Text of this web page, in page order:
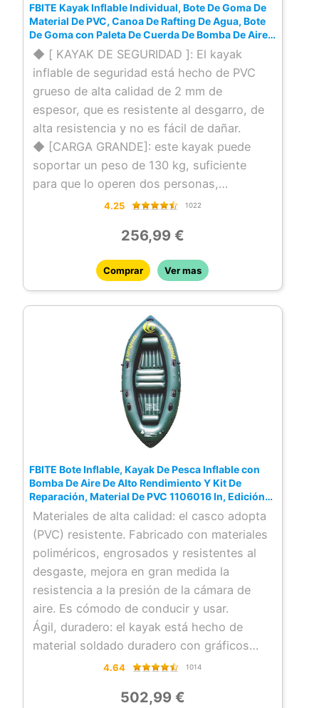
FBITE Kayak Inflable Individual, Bote De Goma De
Material De PVC, Canoa De Rafting De Agua, Bote
De Goma con Paleta De Cuerda De Bomba De Aire,
Apto para Adultos Y Niños,A
◆ [ KAYAK DE SEGURIDAD ]: El kayak
inflable de seguridad está hecho de PVC
grueso de alta calidad de 2 mm de
espesor, que es resistente al desgarro, de
alta resistencia y no es fácil de dañar.
◆ [CARGA GRANDE]: este kayak puede
soportar un peso de 130 kg, suficiente
para que lo operen dos personas,
suficiente espacio y fácil de usar.
facilita el almacenamiento cuando no se
usa, y la válvula doble ayuda a completar el
inflado rápidamente. El bote auxiliar viene
con cuerdas de remolque y remolque que le
permiten tirar en el mar o en la piscina
◆ [AMPLIA GAMA DE APLICACIONES]: se
puede utilizar para conducir al aire libre,
pescar, hacer turismo, actividades entre
padres e hijos, costa, rafting al aire libre,
◆ [SERVICIO POST-VENTA]: si encuentra
contáctenos a tiempo. Responderemos sus
preguntas dentro de las 24 horas, compre
con cuidado.
4.25 1022
256,99 €
Comprar Ver mas
FBITE Bote Inflable, Kayak De Pesca Inflable con
Bomba De Aire De Alto Rendimiento Y Kit De
Reparación, Material De PVC 1106016 In, Edición
Estándar Deportes Acuáticos
Materiales de alta calidad: el casco adopta
(PVC) resistente. Fabricado con materiales
poliméricos, engrosados y resistentes al
desgaste, mejora en gran medida la
resistencia a la presión de la cámara de
aire. Es cómodo de conducir y usar.
Ágil, duradero: el kayak está hecho de
material soldado duradero con gráficos
llamativos para mayor seguridad en el lago
Cuatro bolsas de aire independientes: si
4.64 1014
502,99 €